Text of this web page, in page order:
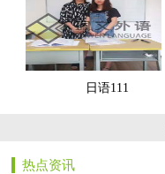
日语111
热点资讯